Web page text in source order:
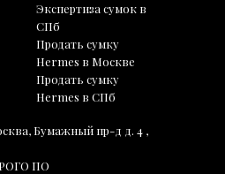
Экспертиза сумок в
СПб
Продать сумку
Hermes в Москве
Продать сумку
Hermes в СПб
Бумажный пр-д д. 4 ,
ПО